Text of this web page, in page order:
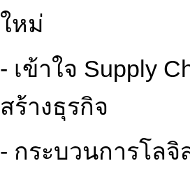
ใหม่
- เข้าใจ Supply
สร้างธุรกิจ
- กระบวนการโล